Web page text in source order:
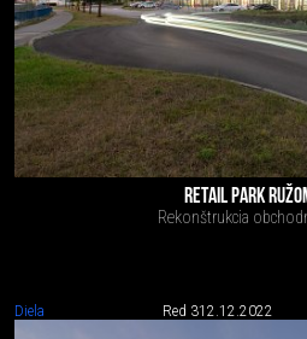
RETAIL PARK
Rekonštrukcia
Diela Red 312.12.2022